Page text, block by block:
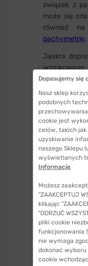
związek z
może się
również
pachymetrię.
Jaskra
ciśnienie
toksyczne
artykule
jak działa
W
nadmiar
ciśnienie
we
wyleczenie
Szacuje się,
całym
sobie
Dopasujemy się
Nasz sklep
podobnych
cookie jest
celów, takich
uzyskiwanie
naszego Sklepu
wyświetlanych
Informacje
Możesz
"ZAAKCEPTUJ
klikając
"ODRZUĆ
pliki cookie
funkcjonowania
nie wymaga
dokonać
cookie